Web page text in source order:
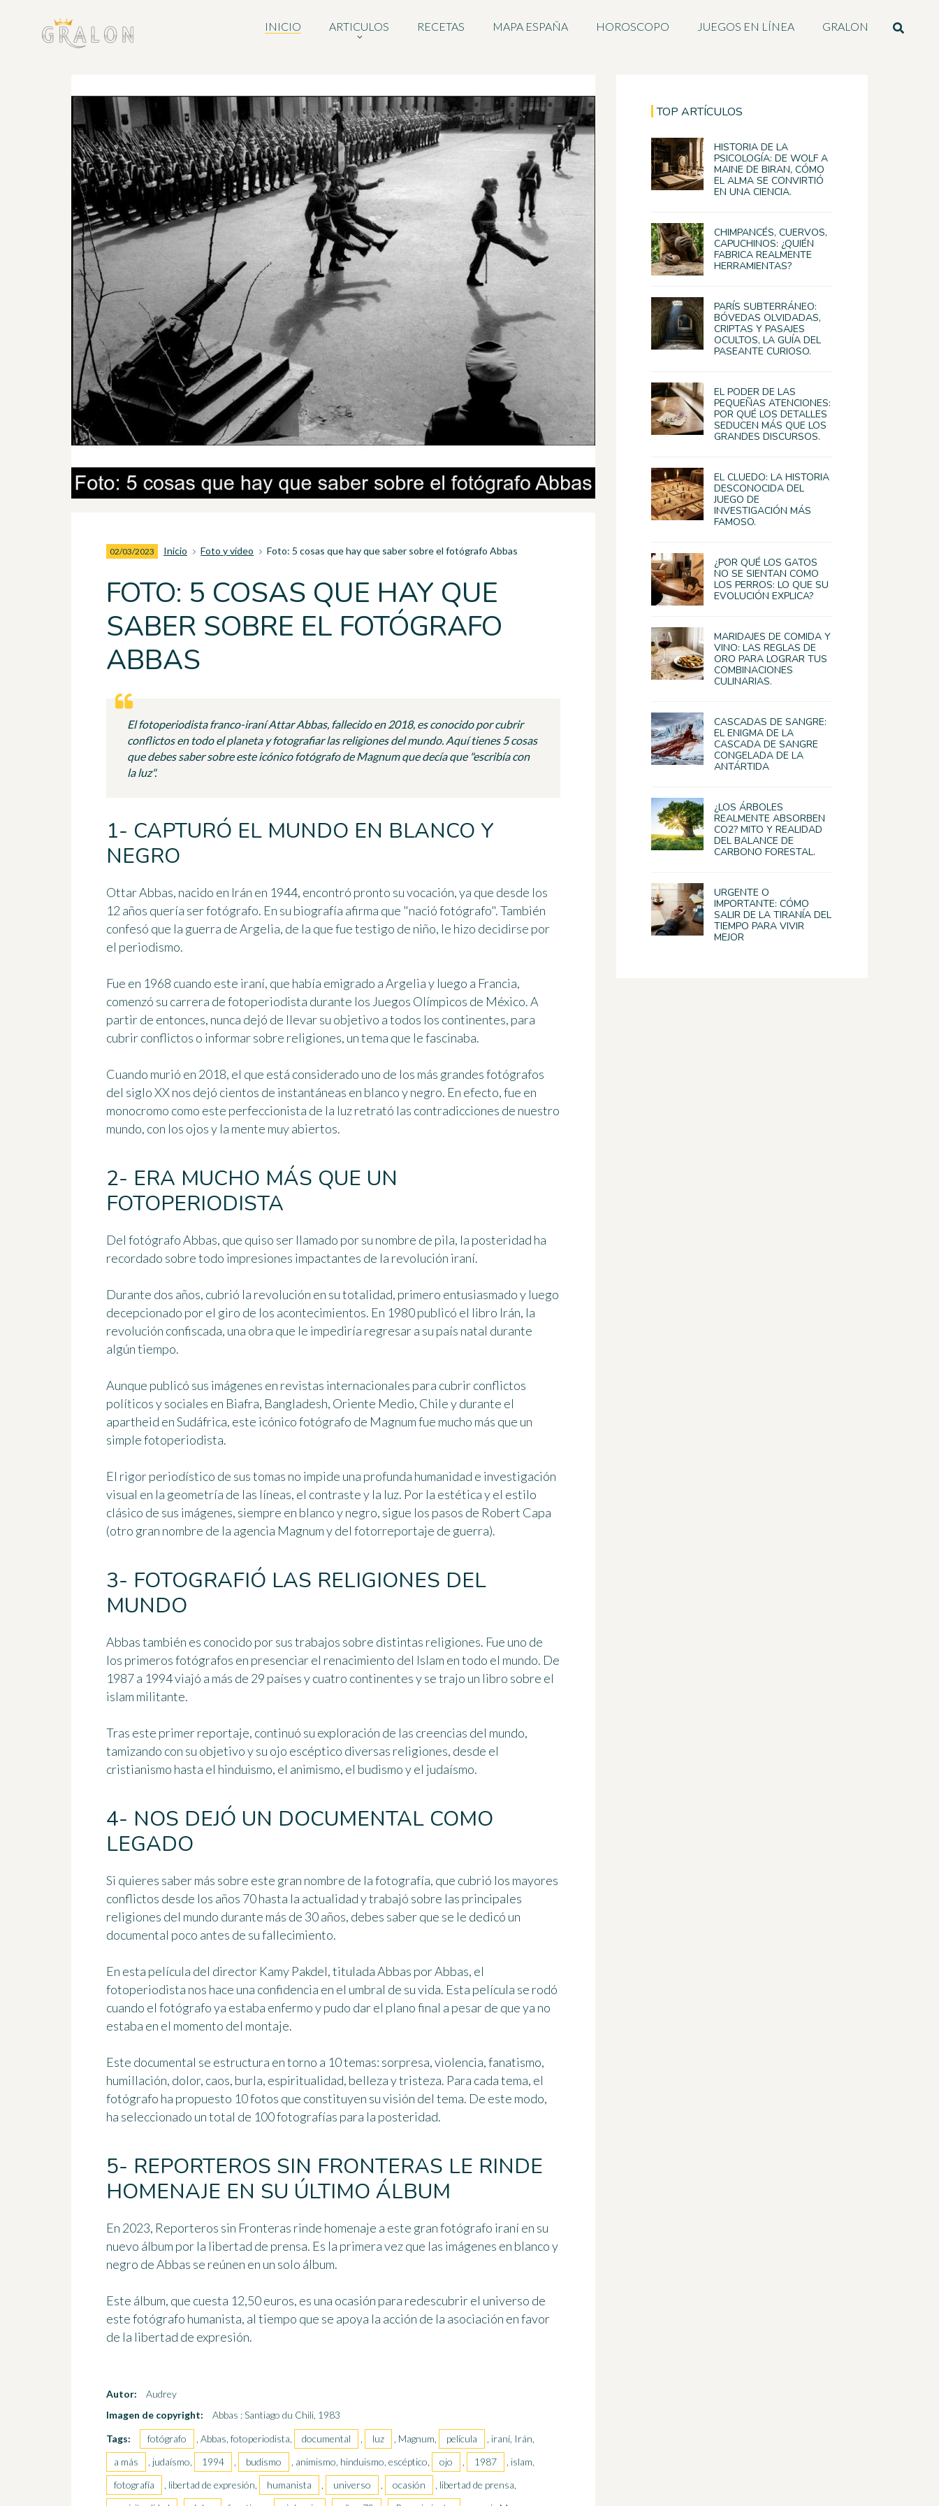
INICIO ARTICULOS RECETAS MAPA ESPAÑA HOROSCOPO JUEGOS EN LÍNEA GRALON
02/03/2023 Inicio Foto y vídeo Foto: 5 cosas que hay que saber sobre el fotógrafo Abbas
FOTO: 5 COSAS QUE HAY QUE
SABER SOBRE EL FOTÓGRAFO
ABBAS
El fotoperiodista franco-iraní Attar Abbas, fallecido en 2018, es conocido por cubrir
conflictos en todo el planeta y fotografiar las religiones del mundo. Aquí tienes 5 cosas
que debes saber sobre este icónico fotógrafo de Magnum que decía que "escribía con
la luz".
1- CAPTURÓ EL MUNDO EN BLANCO Y
NEGRO
Ottar Abbas, nacido en Irán en 1944, encontró pronto su vocación, ya que desde los
12 años quería ser fotógrafo. En su biografía afirma que "nació fotógrafo". También
confesó que la guerra de Argelia, de la que fue testigo de niño, le hizo decidirse por
el periodismo.
Fue en 1968 cuando este iraní, que había emigrado a Argelia y luego a Francia,
comenzó su carrera de fotoperiodista durante los Juegos Olímpicos de México. A
partir de entonces, nunca dejó de llevar su objetivo a todos los continentes, para
cubrir conflictos o informar sobre religiones, un tema que le fascinaba.
Cuando murió en 2018, el que está considerado uno de los más grandes fotógrafos
del siglo XX nos dejó cientos de instantáneas en blanco y negro. En efecto, fue en
monocromo como este perfeccionista de la luz retrató las contradicciones de nuestro
mundo, con los ojos y la mente muy abiertos.
2- ERA MUCHO MÁS QUE UN
FOTOPERIODISTA
Del fotógrafo Abbas, que quiso ser llamado por su nombre de pila, la posteridad ha
recordado sobre todo impresiones impactantes de la revolución iraní.
Durante dos años, cubrió la revolución en su totalidad, primero entusiasmado y luego
decepcionado por el giro de los acontecimientos. En 1980 publicó el libro Irán, la
revolución confiscada, una obra que le impediría regresar a su país natal durante
algún tiempo.
Aunque publicó sus imágenes en revistas internacionales para cubrir conflictos
políticos y sociales en Biafra, Bangladesh, Oriente Medio, Chile y durante el
apartheid en Sudáfrica, este icónico fotógrafo de Magnum fue mucho más que un
simple fotoperiodista.
El rigor periodístico de sus tomas no impide una profunda humanidad e investigación
visual en la geometría de las líneas, el contraste y la luz. Por la estética y el estilo
clásico de sus imágenes, siempre en blanco y negro, sigue los pasos de Robert Capa
(otro gran nombre de la agencia Magnum y del fotorreportaje de guerra).
3- FOTOGRAFIÓ LAS RELIGIONES DEL
MUNDO
Abbas también es conocido porsus trabajos sobre distintas religiones. Fue uno de
los primeros fotógrafos en presenciar el renacimiento del Islam en todo el mundo. De
1987 a 1994 viajó a más de 29 países y cuatro continentes y se trajo un libro sobre el
islam militante.
Tras este primer reportaje, continuó su exploración de las creencias del mundo,
tamizando con su objetivo y su ojo escéptico diversas religiones, desde el
cristianismo hasta el hinduismo, el animismo, el budismo y el judaísmo.
4- NOS DEJÓ UN DOCUMENTAL COMO
LEGADO
Si quieres saber más sobre este gran nombre de la fotografía, que cubrió los mayores
conflictos desde los años 70 hasta la actualidad y trabajó sobre las principales
religiones del mundo durante más de 30 años, debes saber que se le dedicó un
documental poco antes de su fallecimiento.
En esta película del director Kamy Pakdel, tituladaAbbas por Abbas, el
fotoperiodista nos hace una confidencia en el umbral de su vida. Esta película se rodó
cuando el fotógrafo ya estaba enfermo y pudo dar el plano final a pesar de que ya no
estaba en el momento del montaje.
Este documental se estructura en torno a 10 temas: sorpresa, violencia, fanatismo,
humillación, dolor, caos, burla, espiritualidad, belleza y tristeza. Para cada tema, el
fotógrafo ha propuesto 10 fotos que constituyen su visión del tema. De este modo,
ha seleccionado un total de 100 fotografías para la posteridad.
5- REPORTEROS SIN FRONTERAS LE RINDE
HOMENAJE EN SU ÚLTIMO ÁLBUM
En 2023, Reporteros sin Fronteras rinde homenaje a este gran fotógrafo iraní en su
nuevo álbum por la libertad de prensa. Es la primera vez que las imágenes en blanco y
negro de Abbas se reúnen en un solo álbum.
Este álbum, que cuesta 12,50 euros, es una ocasión para redescubrir el universo de
este fotógrafo humanista, al tiempo que se apoya la acción de la asociación en favor
de la libertad de expresión.
Autor:
Audrey
Imagen de copyright:
Abbas : Santiago du Chili, 1983
Tags:
fotógrafo , Abbas, fotoperiodista, documental , luz , Magnum, película
, iraní, Irán,
a más
, judaísmo, 1994 , budismo , animismo, hinduismo, escéptico, ojo , 1987
, islam,
fotografía
, libertad de expresión, humanista , universo , ocasión
, libertad de prensa,
TOP ARTÍCULOS
HISTORIA DE LA
PSICOLOGÍA: DE WOLF A
MAINE DE BIRAN, CÓMO
EL ALMA SE CONVIRTIÓ
EN UNA CIENCIA.
CHIMPANCÉS, CUERVOS,
CAPUCHINOS: ¿QUIÉN
FABRICA REALMENTE
HERRAMIENTAS?
PARÍS SUBTERRÁNEO:
BÓVEDAS OLVIDADAS,
CRIPTAS Y PASAJES
OCULTOS, LA GUÍA DEL
PASEANTE CURIOSO.
EL PODER DE LAS
PEQUEÑAS ATENCIONES:
POR QUÉ LOS DETALLES
SEDUCEN MÁS QUE LOS
GRANDES DISCURSOS.
EL CLUEDO: LA HISTORIA
DESCONOCIDA DEL
JUEGO DE
INVESTIGACIÓN MÁS
FAMOSO.
¿POR QUÉ LOS GATOS
NO SE SIENTAN COMO
LOS PERROS: LO QUE SU
EVOLUCIÓN EXPLICA?
MARIDAJES DE COMIDA Y
VINO: LAS REGLAS DE
ORO PARA LOGRAR TUS
COMBINACIONES
CULINARIAS.
CASCADAS DE SANGRE:
EL ENIGMA DE LA
CASCADA DE SANGRE
CONGELADA DE LA
ANTÁRTIDA
¿LOS ÁRBOLES
REALMENTE ABSORBEN
CO2? MITO Y REALIDAD
DEL BALANCE DE
CARBONO FORESTAL.
URGENTE O
IMPORTANTE: CÓMO
SALIR DE LA TIRANÍA DEL
TIEMPO PARA VIVIR
MEJOR